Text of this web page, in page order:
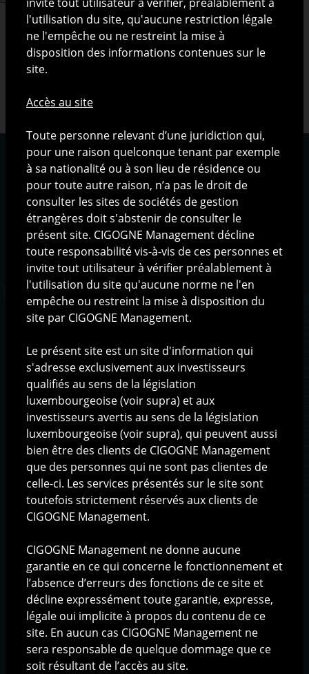
Qui sommes-nous ?
La société
L'équipe
L'organisation
Méthodologie de gestion
La philosophie d'investissement
Solutions d'investissement
Fonds AIF
Fonds UCITS
Produits structurés
Base documentaire
Communications
Documentation produits
Mentions légales |
Protection des données
personnelles
| Gestion des cookies | Copyright ©
2025 CIGOGNE MANAGEMENT S.A., Luxembourg
l'utilisation du site, qu'aucune restriction légale
ne l'empêche ou ne restreint la mise à
disposition des informations contenues sur le
site.
Accès au site
Toute personne relevant d’une juridiction qui,
pour une raison quelconque tenant par exemple
à sa nationalité ou à son lieu de résidence ou
pour toute autre raison, n’a pas le droit de
consulter les sites de sociétés de gestion
étrangères doit s'abstenir de consulter le
présent site. CIGOGNE Management décline
toute responsabilité vis-à-vis de ces personnes et
invite tout utilisateur à vérifier préalablement à
l'utilisation du site qu'aucune norme ne l'en
empêche ou restreint la mise à disposition du
site par CIGOGNE Management.
Le présent site est un site d'information qui
s'adresse exclusivement aux investisseurs
qualifiés au sens de la législation
luxembourgeoise (voir supra) et aux
investisseurs avertis au sens de la législation
luxembourgeoise (voir supra), qui peuvent aussi
bien être des clients de CIGOGNE Management
que des personnes qui ne sont pas clientes de
celle-ci. Les services présentés sur le site sont
toutefois strictement réservés aux clients de
CIGOGNE Management.
CIGOGNE Management ne donne aucune
garantie en ce qui concerne le fonctionnement et
l’absence d’erreurs des fonctions de ce site et
décline expressément toute garantie, expresse,
légale oui implicite à propos du contenu de ce
site. En aucun cas CIGOGNE Management ne
sera responsable de quelque dommage que ce
soit résultant de l’accès au site.